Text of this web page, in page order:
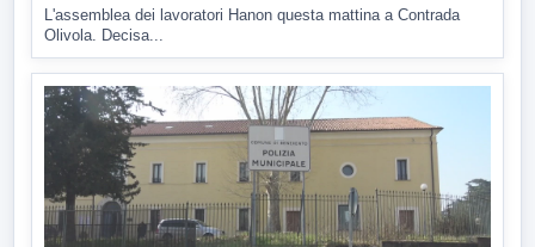
L'assemblea dei lavoratori Hanon questa mattina a Contrada
Olivola. Decisa...